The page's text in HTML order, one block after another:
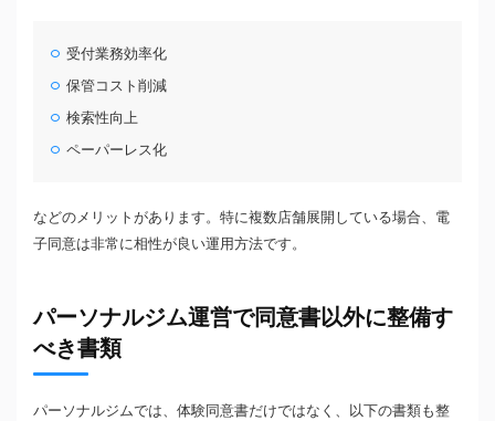
受付業務効率化
保管コスト削減
検索性向上
ペーパーレス化
などのメリットがあります。特に複数店舗展開している場合、電
子同意は非常に相性が良い運用方法です。
パーソナルジム運営で同意書以外に整備す
べき書類
パーソナルジムでは、体験同意書だけではなく、以下の書類も整